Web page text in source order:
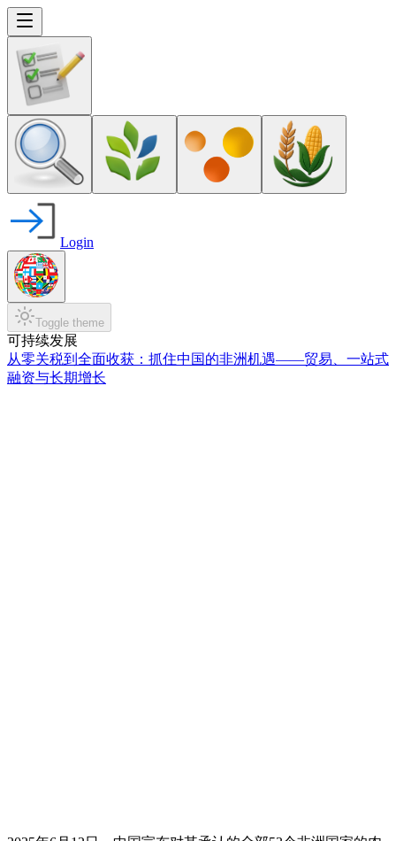
Login
Toggle theme
可持续发展
从零关税到全面收获：抓住中国的非洲机遇——贸易、一站式
融资与长期增长